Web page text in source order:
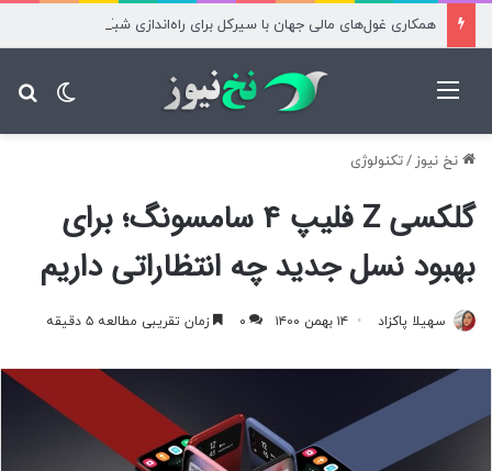
همکاری غول‌های مالی جهان با سیرکل برای راه‌اندازی شبکه آرک
نخ نیوز /تکنولوژی
گلکسی Z فلیپ ۴ سامسونگ؛ برای
بهبود نسل جدید چه انتظاراتی داریم
سهیلا پاکزاد ۱۴ بهمن ۱۴۰۰ ۰ زمان تقریبی مطالعه ۵ دقیقه